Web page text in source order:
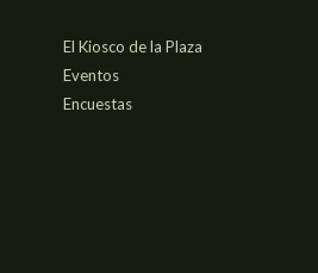
El Kiosco de la Plaza
Eventos
Encuestas